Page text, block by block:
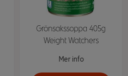
Grönsakssoppa 405g
Weight Watchers
Mer info